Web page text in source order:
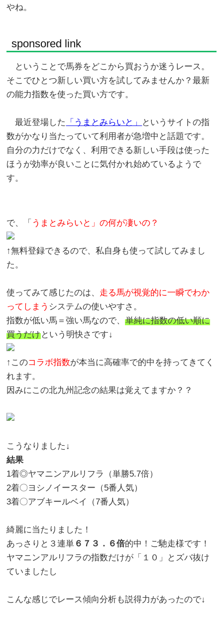
やね。
sponsored link
ということで馬券をどこから買おうか迷うレース。
そこでひとつ新しい買い方を試してみませんか？最新
の能力指数を使った買い方です。
最近登場した 「うまとみらいと」
というサイトの指
数がかなり当たっていて利用者が急増中と話題です。
自分の力だけでなく、利用できる新しい手段は使った
ほうが効率が良いことに気付かれ始めているようで
す。
で、「 うまとみらいと」の何が凄いの？
↑無料登録できるので、私自身も使って試してみまし
た。
使ってみて感じたのは、 走る馬が視覚的に一瞬でわか
ってしまう システムの使いやすさ。
指数が低い馬＝強い馬なので、単純に指数の低い順に
買うだけという明快さです↓
↑このコラボ指数が本当に高確率で的中を持ってきてく
れます。
因みにこの北九州記念の結果は覚えてますか？？
こうなりました↓
結果
1着◎ヤマニンアルリフラ（単勝5.7倍）
2着〇ヨシノイースター（5番人気）
3着〇アブキールベイ（7番人気）
綺麗に当たりました！
あっさりと３連単 ６７３．６倍的中！ご馳走様です！
ヤマニンアルリフラの指数だけが「１０」とズバ抜け
ていましたし
こんな感じでレース傾向分析も説得力があったので↓